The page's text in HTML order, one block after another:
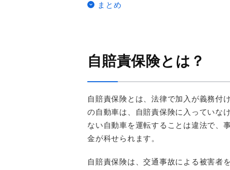
まとめ
自賠責保険とは？
自賠責保険とは、法律で加入が義務付
の自動車は、自賠責保険に入っていな
ない自動車を運転することは違法で、
金が科せられます。
自賠責保険は、交通事故による被害者